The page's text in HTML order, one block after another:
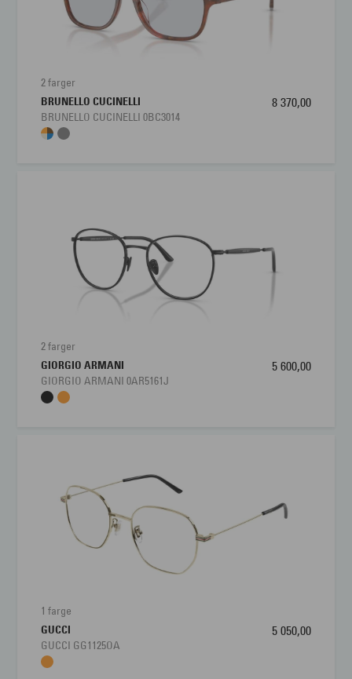
Brillens bredde
Bredde glass 54 mm
2 farger
BRUNELLO CUCINELLI
BRUNELLO CUCINELLI 0BC3014
8 370,00
2 farger
GIORGIO ARMANI
GIORGIO ARMANI 0AR5161J
5 600,00
1 farge
GUCCI
GUCCI GG1125OA
5 050,00